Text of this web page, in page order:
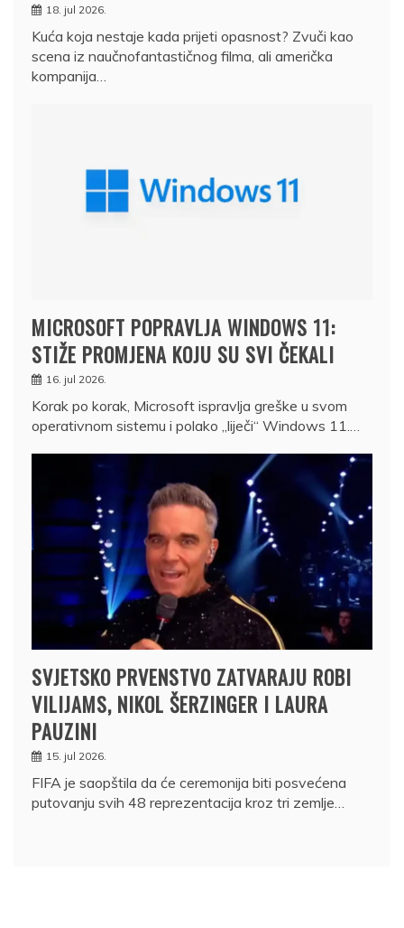
18. jul 2026.
Kuća koja nestaje kada prijeti opasnost? Zvuči kao
scena iz naučnofantastičnog filma, ali američka
kompanija…
MICROSOFT POPRAVLJA WINDOWS 11:
STIŽE PROMJENA KOJU SU SVI ČEKALI
16. jul 2026.
Korak po korak, Microsoft ispravlja greške u svom
operativnom sistemu i polako „liječi“ Windows 11.…
SVJETSKO PRVENSTVO ZATVARAJU ROBI
VILIJAMS, NIKOL ŠERZINGER I LAURA
PAUZINI
15. jul 2026.
FIFA je saopštila da će ceremonija biti posvećena
putovanju svih 48 reprezentacija kroz tri zemlje…